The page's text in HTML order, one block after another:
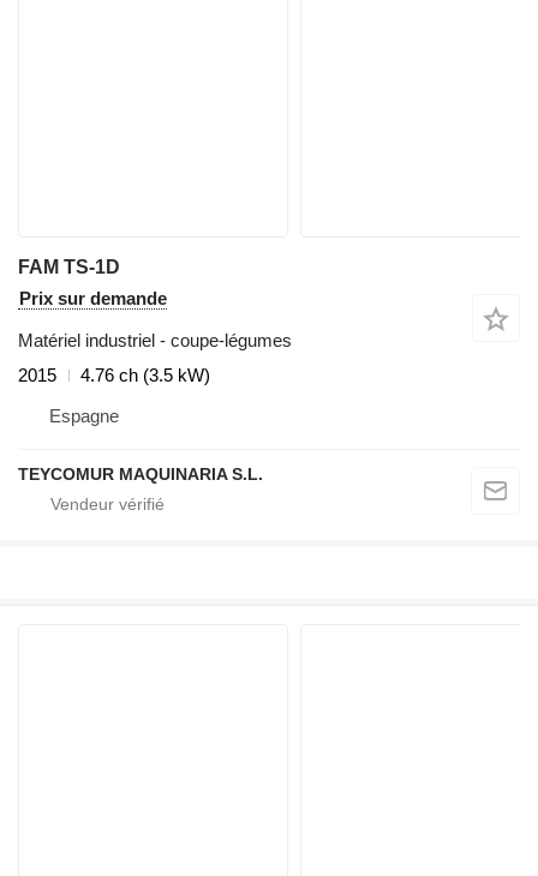
FAM TS-1D
Prix sur demande
Matériel industriel - coupe-légumes
2015
4.76 ch (3.5 kW)
Espagne
TEYCOMUR MAQUINARIA S.L.